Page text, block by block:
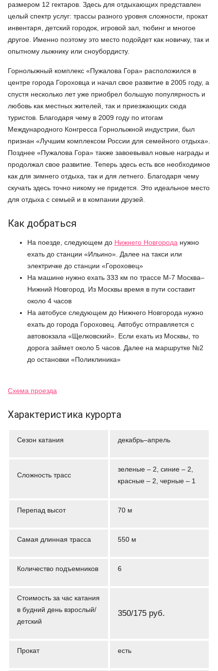
размером 12 гектаров. Здесь для отдыхающих представлен
целый спектр услуг: трассы разного уровня сложности, прокат
инвентаря, детский городок, игровой зал, тюбинг и многое
другое. Именно поэтому это место подойдет как новичку, так и
опытному лыжнику или сноубордисту.
Горнолыжный комплекс «Пужалова Гора» расположился в
центре города Гороховца и начал свое развитие в 2005 году, а
спустя несколько лет уже приобрел большую популярность и
любовь как местных жителей, так и приезжающих сюда
туристов. Благодаря чему в 2009 году по итогам
Международного Конгресса Горнолыжной индустрии, был
признан «Лучшим комплексом России для семейного отдыха».
Позднее «Пужалова Гора» также завоевывал новые награды и
продолжал свое развитие. Теперь здесь есть все необходимое
как для зимнего отдыха, так и для летнего. Благодаря чему
скучать здесь точно никому не придется. Это идеальное место
для отдыха с семьей и в компании друзей.
Как добраться
На поезде, следующем до Нижнего Новгорода нужно
ехать до станции «Ильино». Далее на такси или
электричке до станции «Гороховец»
На машине нужно ехать 333 км по трассе М-7 Москва–
Нижний Новгород. Из Москвы время в пути составит
около 4 часов
На автобусе следующем до Нижнего Новгорода нужно
ехать до города Гороховец. Автобус отправляется с
автовокзала «Щелковский». Если ехать из Москвы, то
дорога займет около 5 часов. Далее на маршрутке №2
до остановки «Поликлиника»
Схема проезда
Характеристика курорта
Сезон катания декабрь–апрель
Сложность трасс
зеленые – 2, синие – 2,
красные – 2, черные – 1
Перепад высот 70 м
Самая длинная трасса 550 м
Количество подъемников 6
Стоимость за час катания
в будний день взрослый/
детский
350/175 руб.
Прокат есть